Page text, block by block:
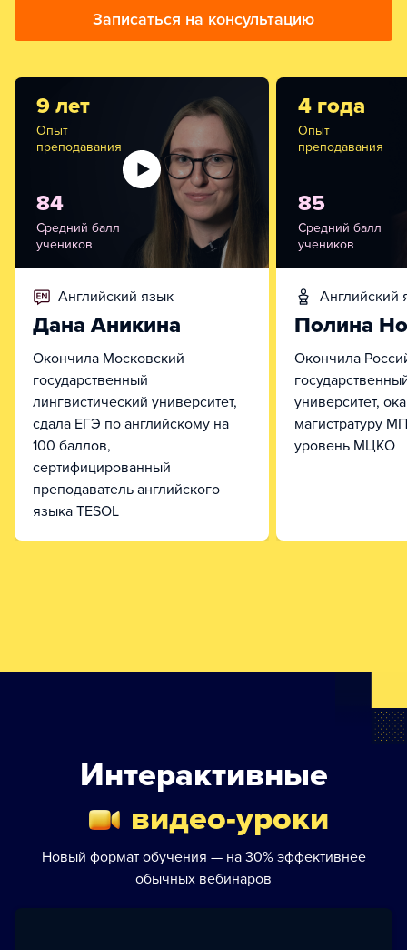
Записаться на консультацию
9 лет
Опыт
преподавания
84
Средний балл
учеников
английский язык
Дана Аникина
Окончила Московский
государственный
лингвистический университет,
сдала ЕГЭ по английскому на
100 баллов,
сертифицированный
преподаватель английского
языка TESOL
4 года
Опыт
преподавания
85
Средний балл
учеников
английский
Полина
Окончила
университет,
магистратуру
уровень МЦКО
Интерактивные
видео-уроки
Новый формат обучения — на 30% эффективнее
обычных вебинаров